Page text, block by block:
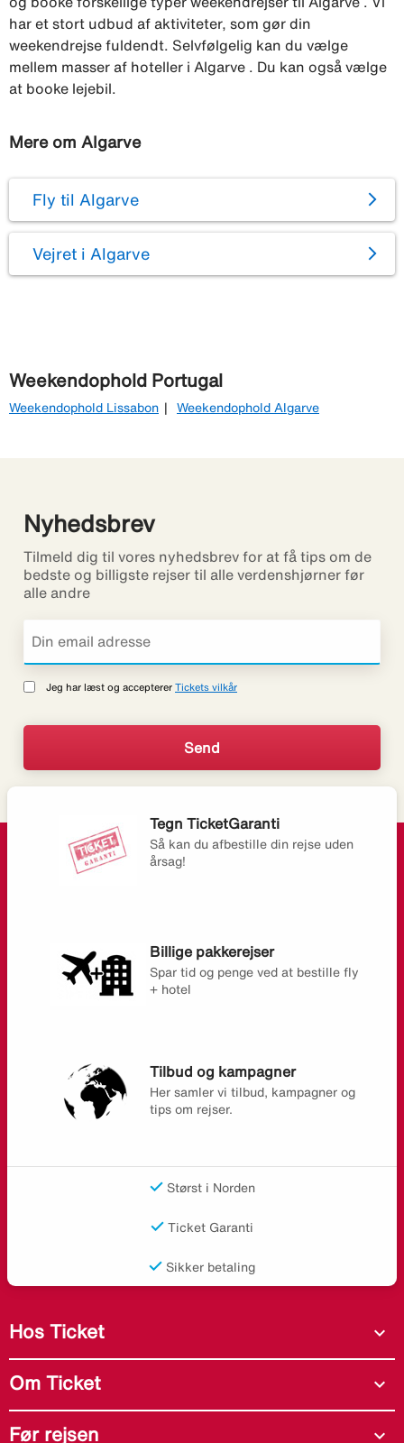
har et stort udbud af aktiviteter, som gør din
weekendrejse fuldendt. Selvfølgelig kan du vælge
mellem masser af hoteller i Algarve . Du kan også vælge
at booke lejebil.
Mere om Algarve
Fly til Algarve
Vejret i Algarve
Weekendophold Portugal
Weekendophold Lissabon Weekendophold Algarve
Nyhedsbrev
Tilmeld dig til vores nyhedsbrev for at få tips om de
bedste og billigste rejser til alle verdenshjørner før
alle andre
Jeg har læst og accepterer Tickets vilkår
Tegn TicketGaranti
Så kan du afbestille din rejse uden
årsag!
Billige pakkerejser
Spar tid og penge ved at bestille fly
+ hotel
Tilbud og kampagner
Her samler vi tilbud, kampagner og
tips om rejser.
Størst i Norden
Ticket Garanti
Sikker betaling
Hos Ticket expand_more
Om Ticket expand_more
Før rejsen expand_more